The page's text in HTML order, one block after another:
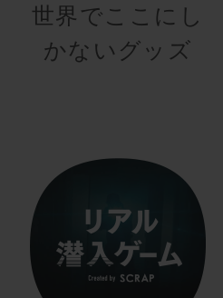
世界でここにし
かないグッズ